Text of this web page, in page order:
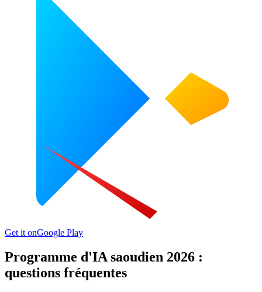
Get it onGoogle Play
Programme d'IA saoudien 2026 :
questions fréquentes